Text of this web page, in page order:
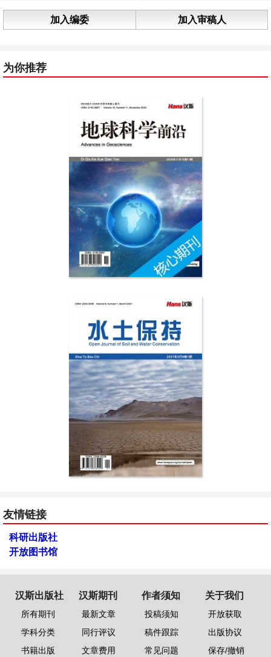
加入编委 加入审稿人
为你推荐
友情链接
科研出版社
开放图书馆
汉斯出版社
所有期刊
学科分类
书籍出版
汉斯期刊
最新文章
同行评议
文章费用
作者须知
投稿须知
稿件跟踪
常见问题
关于我们
开放获取
出版协议
保存/撤销